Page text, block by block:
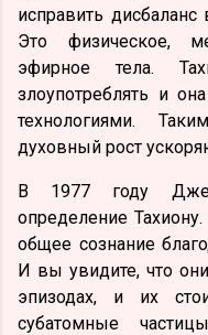
исправить
Это физическое,
эфирное тела.
злоупотреблять и
технологиями.
духовный рост
В 1977 году
определение
общее сознание
И вы увидите, что
эпизодах, и их
субатомные